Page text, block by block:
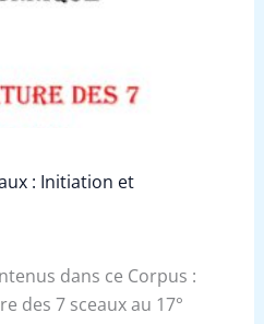
: Initiation et
dans ce Corpus :
des 7 sceaux au 17°